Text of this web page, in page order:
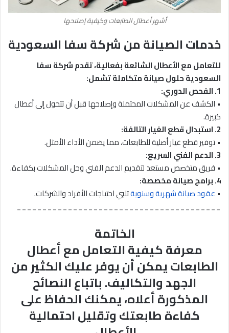
أشهر أعطال الطابعات وكيفية إصلاحها
خدمات الصيانة من شركة سفا السعودية
للتعامل مع الأعطال الشائعة بفعالية، تقدم شركة سفا
السعودية حلول صيانة متكاملة تشمل:
1. الفحص الدوري:
• الكشف عن المشكلات المحتملة وإصلاحها قبل أن تتحول إلى أعطال
كبيرة.
2. استبدال قطع الغيار التالفة:
• توفير قطع غيار أصلية للطابعات، مما يضمن الأداء الأمثل.
3. الدعم الفني السريع:
• فريق متخصص مستعد لتقديم الدعم الفني وحل المشكلات بكفاءة.
4. برامج صيانة مخصصة:
• عقود صيانة شهرية وسنويةتلبي احتياجات الأفراد والشركات.
________________________________________
الخاتمة
معرفة كيفية التعامل مع أعطال
الطابعات يمكن أن يوفر عليك الكثير من
الجهد والتكاليف. باتباع النصائح
المذكورة أعلاه، يمكنك الحفاظ على
كفاءة طابعتك وتقليل احتمالية